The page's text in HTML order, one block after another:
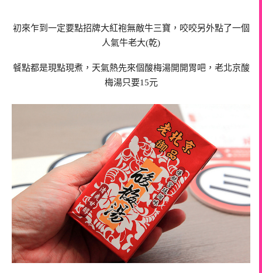
初來乍到一定要點招牌大紅袍無敵牛三寶，咬咬另外點了一個
人氣牛老大(乾)
餐點都是現點現煮，天氣熱先來個酸梅湯開開胃吧，老北京酸
梅湯只要15元